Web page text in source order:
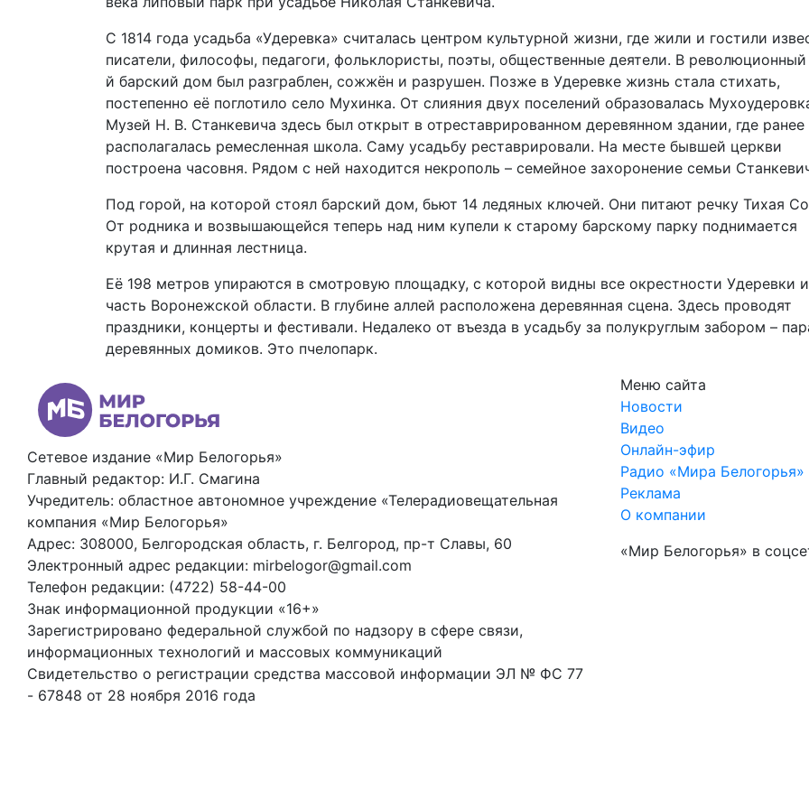
С 1814 года усадьба «Удеревка» считалась центром культурной жизни, где жили и гостили
писатели, философы, педагоги, фольклористы, поэты, общественные деятели. В революционный
й барский дом был разграблен, сожжён и разрушен. Позже в Удеревке жизнь стала стихать,
постепенно её поглотило село Мухинка. От слияния двух поселений образовалась
Музей Н. В. Станкевича здесь был открыт в отреставрированном деревянном здании, где ранее
располагалась ремесленная школа. Саму усадьбу реставрировали. На месте бывшей церкви
построена часовня. Рядом с ней находится некрополь – семейное захоронение семьи
Под горой, на которой стоял барский дом, бьют 14 ледяных ключей. Они питают речку Тихая
От родника и возвышающейся теперь над ним купели к старому барскому парку поднимается
крутая и длинная лестница.
Её 198 метров упираются в смотровую площадку, с которой видны все окрестности Удеревки и
часть Воронежской области. В глубине аллей расположена деревянная сцена. Здесь проводят
праздники, концерты и фестивали. Недалеко от въезда в усадьбу за полукруглым забором –
деревянных домиков. Это пчелопарк.
Сетевое издание «Мир Белогорья»
Главный редактор: И.Г. Смагина
Учредитель: областное автономное учреждение «Телерадиовещательная
компания «Мир Белогорья»
Адрес: 308000, Белгородская область, г. Белгород, пр-т Славы, 60
Электронный адрес редакции: mirbelogor@gmail.com
Телефон редакции: (4722) 58-44-00
Знак информационной продукции «16+»
Зарегистрировано федеральной службой по надзору в сфере связи,
информационных технологий и массовых коммуникаций
Свидетельство о регистрации средства массовой информации ЭЛ № ФС 77
- 67848 от 28 ноября 2016 года
Меню сайта
Новости
Видео
Онлайн-эфир
Радио «Мира Белогорья»
Реклама
О компании
«Мир Белогорья» в